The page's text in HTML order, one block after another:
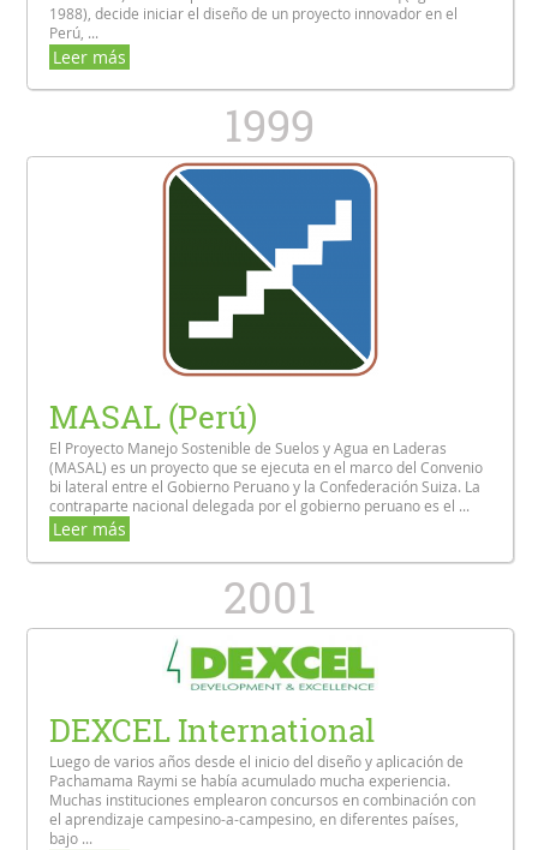
1988), decide iniciar el diseño de un proyecto innovador en el
Perú, ...
Leer más
1999
MASAL (Perú)
El Proyecto Manejo Sostenible de Suelos y Agua en Laderas
(MASAL) es un proyecto que se ejecuta en el marco del Convenio
bi lateral entre el Gobierno Peruano y la Confederación Suiza. La
contraparte nacional delegada por el gobierno peruano es el ...
Leer más
2001
DEXCEL International
Luego de varios años desde el inicio del diseño y aplicación de
Pachamama Raymi se había acumulado mucha experiencia.
Muchas instituciones emplearon concursos en combinación con
el aprendizaje campesino-a-campesino, en diferentes países,
bajo ...